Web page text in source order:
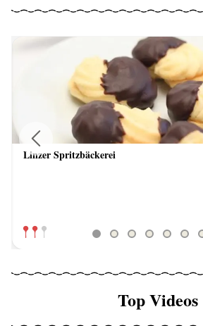
Linzer Spritzbäckerei
Previous
Top Videos